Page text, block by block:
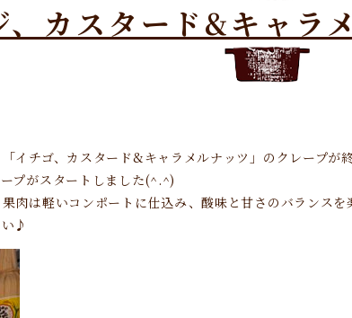
、カスタード&キャラ
イチゴ、カスタード&キャラメルナッツ」のクレープが
プがスタートしました(^.^)
肉は軽いコンポートに仕込み、酸味と甘さのバランス
♪